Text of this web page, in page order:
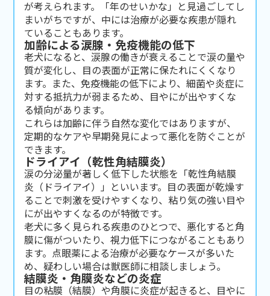
が考えられます。「年のせいかな」と見過ごしてし
まいがちですが、中には治療が必要な疾患が隠れ
ていることもあります。
加齢による涙腺・免疫機能の低下
老犬になると、涙腺の働きが衰えることで涙の量や
質が変化し、目の表面が正常に保たれにくくなり
ます。また、免疫機能の低下により、細菌や炎症に
対する抵抗力が弱まるため、目やにが出やすくな
る傾向があります。
これらは加齢に伴う自然な変化ではありますが、
定期的なケアや早期発見によって悪化を防ぐことが
できます。
ドライアイ（乾性角結膜炎）
涙の分泌量が著しく低下した状態を「乾性角結膜
炎（ドライアイ）」といいます。目の表面が乾燥す
ることで刺激を受けやすくなり、粘り気の強い目や
にが出やすくなるのが特徴です。
老犬に多く見られる疾患のひとつで、悪化すると角
膜に傷がついたり、視力低下につながることもあり
ます。点眼薬による治療が必要なケースが多いた
め、疑わしい場合は獣医師に相談しましょう。
結膜炎・角膜炎などの炎症
目の粘膜（結膜）や角膜に炎症が起きると、目やに